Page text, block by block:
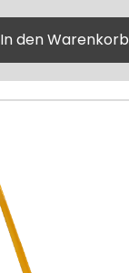
In den Warenkorb